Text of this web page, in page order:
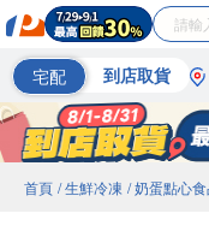
宅配 到店取貨
首頁 / 生鮮冷凍 / 奶蛋點心食